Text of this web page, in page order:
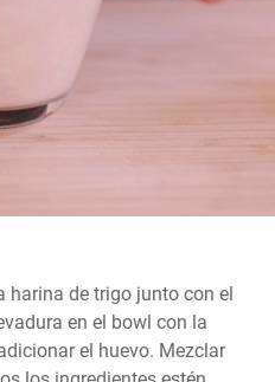
harina de trigo junto con el
en el bowl con la
el huevo. Mezclar